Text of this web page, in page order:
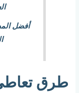
أفضل
طرق